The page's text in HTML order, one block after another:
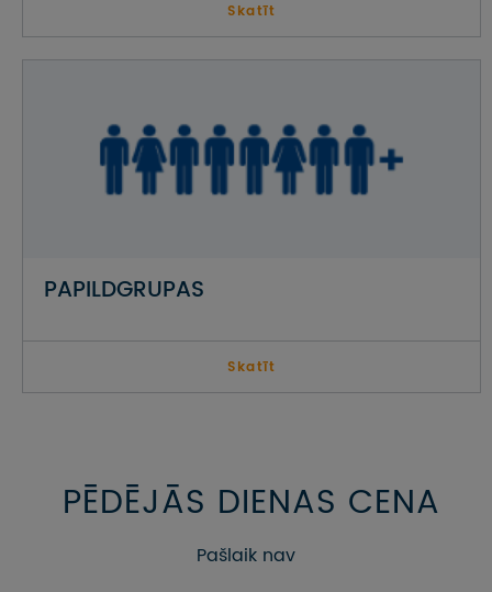
Skatīt
PAPILDGRUPAS
Skatīt
PĒDĒJĀS DIENAS CENA
Pašlaik nav